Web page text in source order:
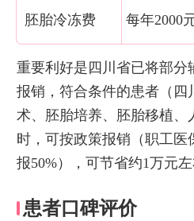
胚胎冷冻费 每年2000
重要利好是四川省已将部分
报销，符合条件的患者（四
术、胚胎培养、胚胎移植、
时，可按政策报销（职工医
报50%），可节省约1万元左
患者口碑评价